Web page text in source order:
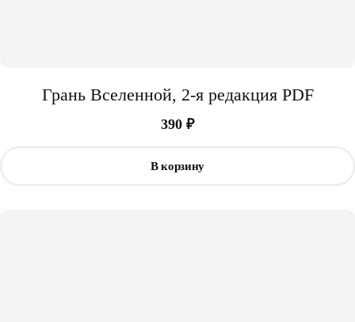
Грань Вселенной, 2-я редакция PDF
390 ₽
В корзину